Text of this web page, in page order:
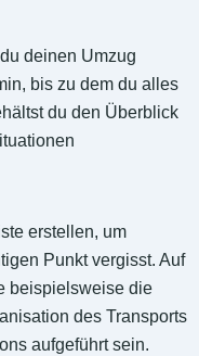
deinen Umzug
bis zu dem du alles
du den Überblick
erstellen, um
Punkt vergisst. Auf
beispielsweise die
des Transports
aufgeführt sein.